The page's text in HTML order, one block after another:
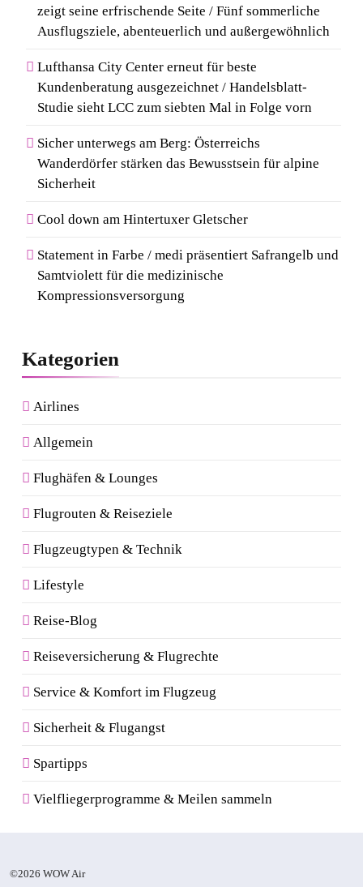
zeigt seine erfrischende Seite / Fünf sommerliche
Ausflugsziele, abenteuerlich und außergewöhnlich
Lufthansa City Center erneut für beste
Kundenberatung ausgezeichnet / Handelsblatt-
Studie sieht LCC zum siebten Mal in Folge vorn
Sicher unterwegs am Berg: Österreichs
Wanderdörfer stärken das Bewusstsein für alpine
Sicherheit
Cool down am Hintertuxer Gletscher
Statement in Farbe / medi präsentiert Safrangelb und
Samtviolett für die medizinische
Kompressionsversorgung
Kategorien
Airlines
Allgemein
Flughäfen & Lounges
Flugrouten & Reiseziele
Flugzeugtypen & Technik
Lifestyle
Reise-Blog
Reiseversicherung & Flugrechte
Service & Komfort im Flugzeug
Sicherheit & Flugangst
Spartipps
Vielfliegerprogramme & Meilen sammeln
©2026 WOW Air